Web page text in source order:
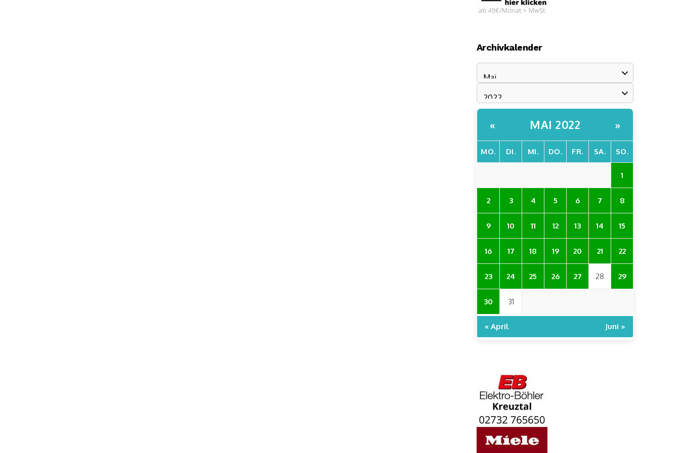
Archivkalender
« MAI 2022 »
MO. DI. MI. DO. FR. SA. SO.
1
2 3 4 5 6 7 8
9 10 11 12 13 14 15
16 17 18 19 20 21 22
23 24 25 26 27 28 29
30 31
« April Juni »